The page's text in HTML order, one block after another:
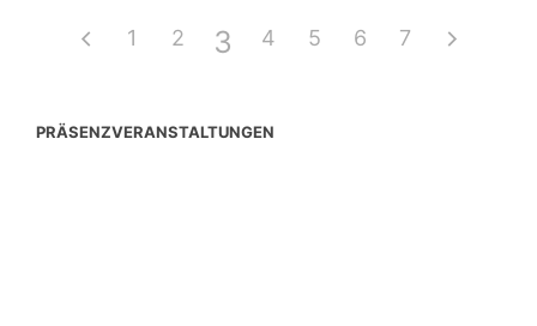
1 2 3 4 5 6 7
PRÄSENZVERANSTALTUNGEN